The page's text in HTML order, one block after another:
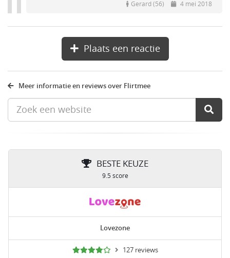
Gerard (56) 4 mei 2018
Plaats een reactie
Meer informatie en reviews over Flirtmee
BESTE KEUZE
9.5 score
Lovezone
127 reviews